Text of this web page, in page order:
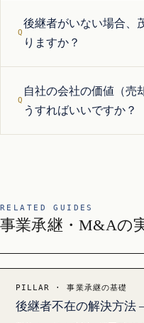
後継者がいない場合、
りますか？
自社の会社の価値（売
うすればいいですか？
RELATED GUIDES
事業承継・M&Aの
PILLAR · 事業承継の基礎
後継者不在の解決方法